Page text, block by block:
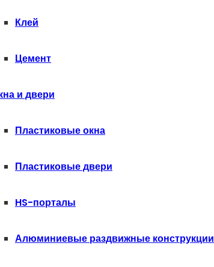
327-77-88
Клей
Цемент
и двери
Пластиковые окна
Пластиковые двери
HS-порталы
Алюминиевые раздвижные конструкции